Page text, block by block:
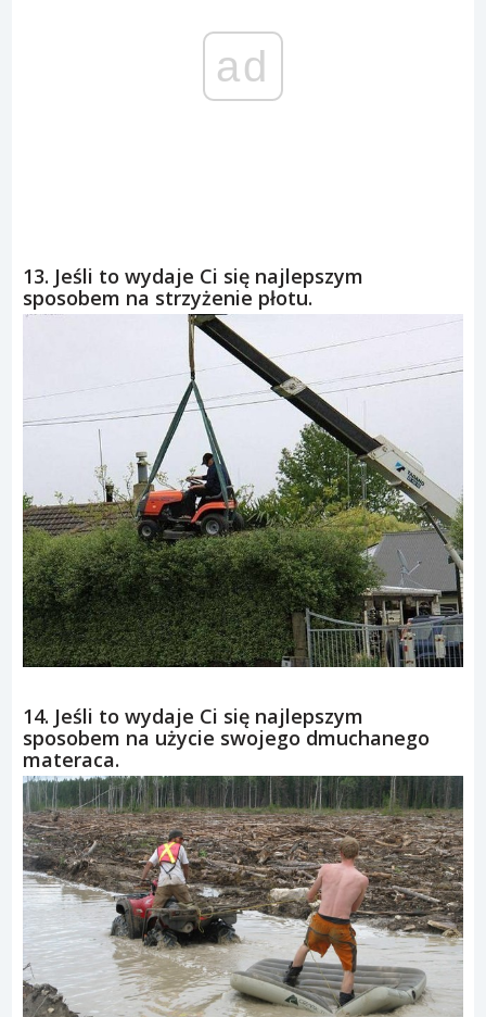
ad
13. Jeśli to wydaje Ci się najlepszym
sposobem na strzyżenie płotu.
14. Jeśli to wydaje Ci się najlepszym
sposobem na użycie swojego dmuchanego
materaca.